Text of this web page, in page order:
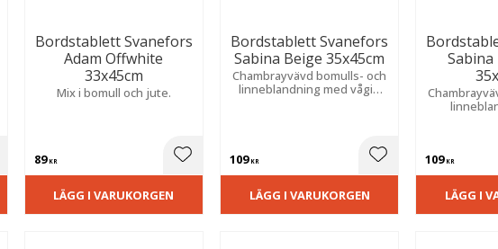
till i favoriter
Bordstablett Svanefors
Adam Offwhite
33x45cm
Mix i bomull och jute.
89KR Lägg till i favoriter
LÄGG I VARUKORGEN
Bordstablett Svanefors
Sabina Beige 35x45cm
Chambrayvävd bomulls- och
linneblandning med vågig
109KR Lägg till i favoriter
LÄGG I VARUKORGEN
atmosfär
109KR
LÄGG I